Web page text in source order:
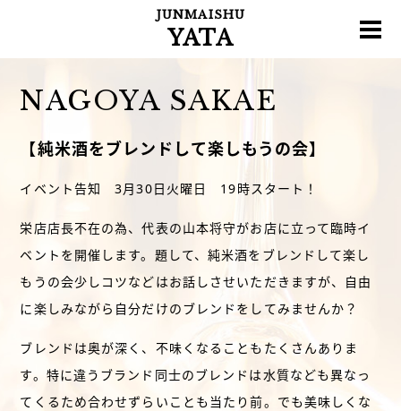
JUNMAISHU
YATA
NAGOYA SAKAE
【純米酒をブレンドして楽しもうの会】
イベント告知 3月30日火曜日 19時スタート！
栄店店長不在の為、代表の山本将守がお店に立って臨時イ
ベントを開催します。題して、純米酒をブレンドして楽し
もうの会少しコツなどはお話しさせいただきますが、自由
に楽しみながら自分だけのブレンドをしてみませんか？
ブレンドは奥が深く、不味くなることもたくさんありま
す。特に違うブランド同士のブレンドは水質なども異なっ
てくるため合わせずらいことも当たり前。でも美味しくな